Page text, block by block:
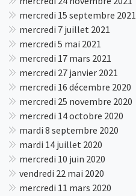
mercredi 15 septembre 2021
mercredi 7 juillet 2021
mercredi 5 mai 2021
mercredi 17 mars 2021
mercredi 27 janvier 2021
mercredi 16 décembre 2020
mercredi 25 novembre 2020
mercredi 14 octobre 2020
mardi 8 septembre 2020
mardi 14 juillet 2020
mercredi 10 juin 2020
vendredi 22 mai 2020
mercredi 11 mars 2020